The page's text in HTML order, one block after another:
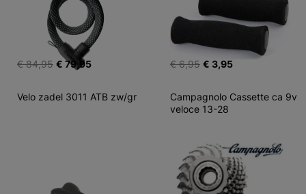
€ 84,95 € 79,95 € 6,95 € 3,95
Velo zadel 3011 ATB zw/gr
Campagnolo Cassette ca 9v
veloce 13-28